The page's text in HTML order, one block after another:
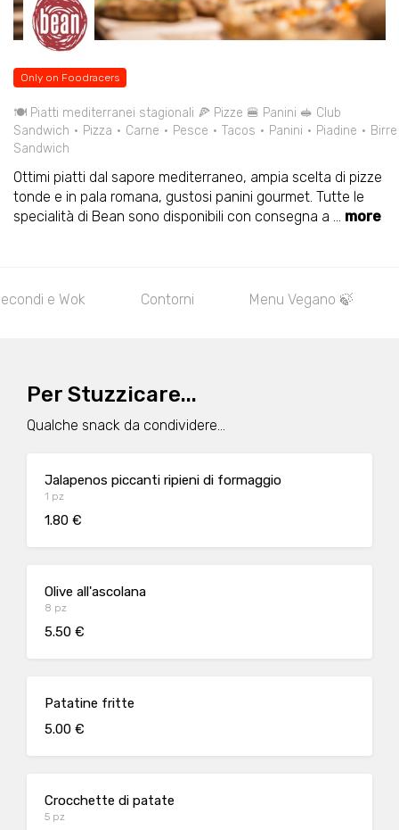
Only on Foodracers
🍽️ Piatti mediterranei stagionali 🍕 Pizze 🍔 Panini 🥪 Club
Sandwich
Pizza Carne Pesce Tacos Panini Piadine
Birre
Sandwich
Ottimi piatti dal sapore mediterraneo, ampia scelta di pizze
tonde e in pala romana, gustosi panini gourmet. Tutte le
specialità di Bean sono disponibili con consegna a ... more
e Wok Contorni Menu Vegano 🍃
Per Stuzzicare...
Qualche snack da condividere...
Jalapenos piccanti ripieni di formaggio
1 pz
1.80 €
Olive all'ascolana
8 pz
5.50 €
Patatine fritte
5.00 €
Crocchette di patate
5 pz